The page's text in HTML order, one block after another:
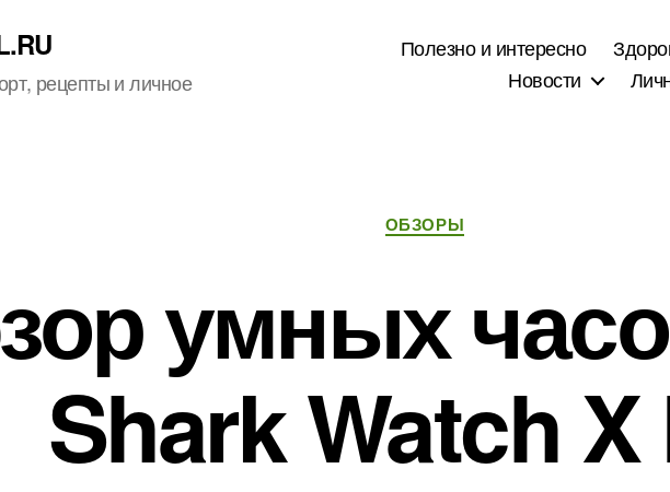
рецепты и личное
Полезно и интересно
Новости
Рубрики
ОБЗОРЫ
умных
Shark Watch X